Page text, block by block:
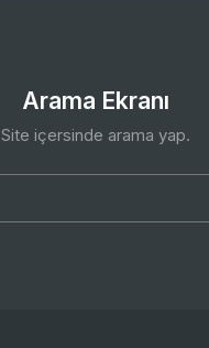
Arama Ekranı
Site içersinde arama yap.